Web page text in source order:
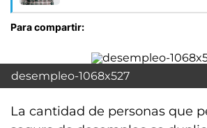
Para compartir:
desempleo-1068x527
La cantidad de personas que